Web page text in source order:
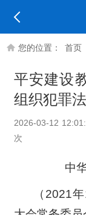
您的位置： 首页
平安建设
组织犯罪法
2026-03-12
次
中
（2021